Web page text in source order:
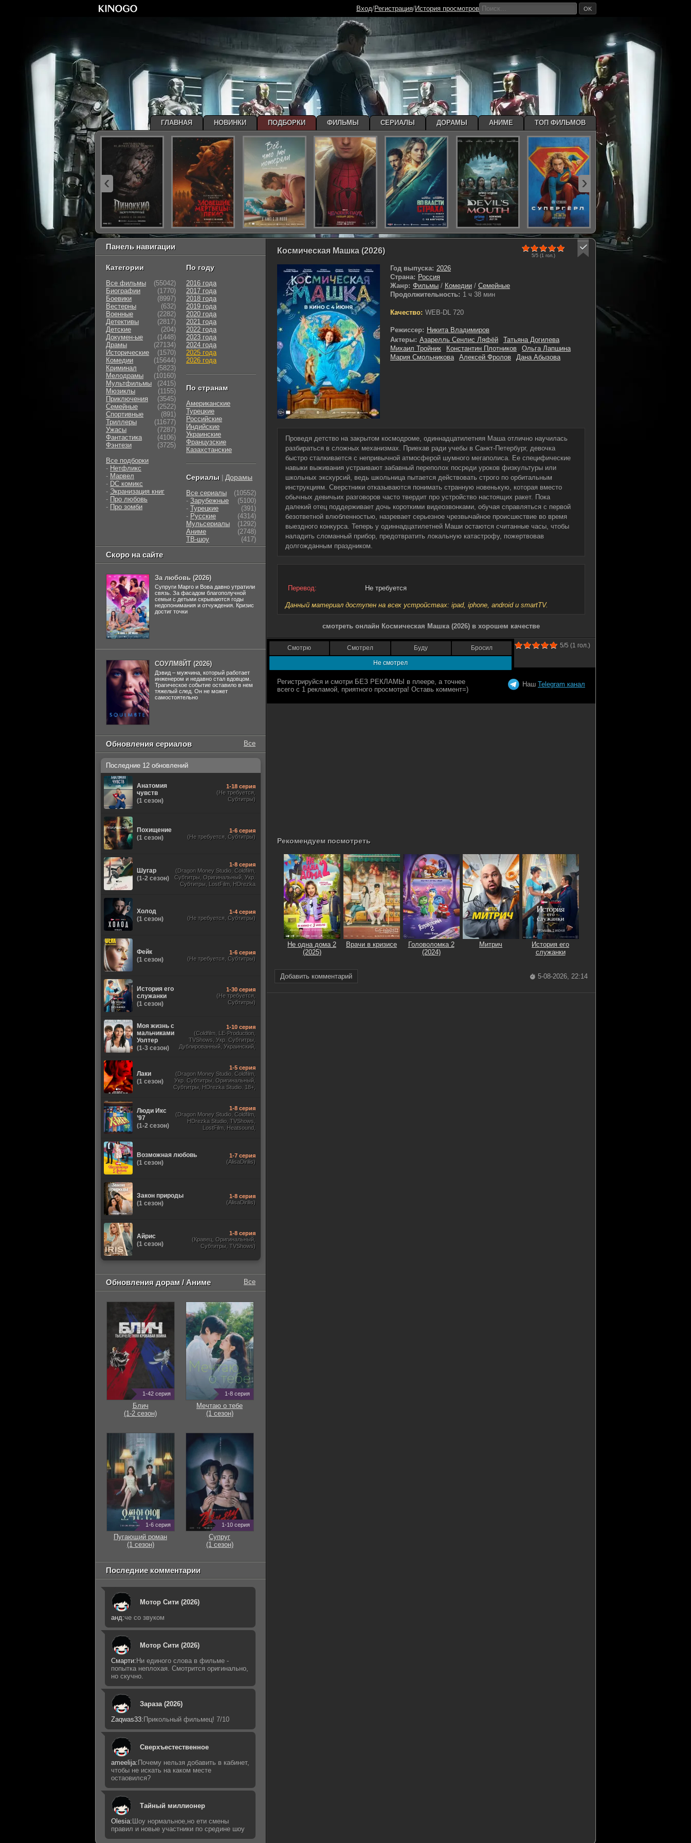
Космическая Машка (2026)
5/5 (1гол.)
Год выпуска: 2026
Страна: Россия
Жанр: Фильмы / Комедии / Семейные
Продолжительность: 1 ч 38 мин
Качество: WEB-DL 720
Режиссер: Никита Владимиров
Актеры: Азарелль Сенлис Ляфёй
Татьяна Догилева
Михаил Тройник
Константин Плотников
Ольга Лапшина
Мария Смольникова
Алексей Фролов Дана Абызова
Проведя детство на закрытом космодроме, одиннадцатилетняя Маша отлично научилась
разбираться в сложных механизмах. Приехав ради учебы в Санкт-Петербург, девочка
быстро сталкивается с непривычной атмосферой шумного мегаполиса. Ее специфические
навыки выживания устраивают забавный переполох посреди уроков физкультуры или
школьных экскурсий, ведь школьница пытается действовать строго по орбитальным
инструкциям. Сверстники отказываются понимать странную новенькую, которая вместо
обычных девичьих разговоров часто твердит про устройство настоящих ракет. Пока
далекий отец поддерживает дочь короткими видеозвонками, обучая справляться с первой
безответной влюбленностью, назревает серьезное чрезвычайное происшествие во время
выездного конкурса. Теперь у одиннадцатилетней Маши остаются считанные часы, чтобы
наладить сломанный прибор, предотвратить локальную катастрофу, пожертвовав
долгожданным праздником.
Перевод: Не требуется
Данный материал доступен на всех устройствах: ipad, iphone, android и smartTV.
смотреть онлайн Космическая Машка (2026) в хорошем качестве
5/5 (1 гол.)
Смотрю Смотрел Буду Бросил
Не смотрел
Наш Telegram канал
Рекомендуем посмотреть
Не одна дома 2
(2025)
Врачи в кризисе
Головоломка 2
(2024)
Митрич
История его
служанки
Добавить комментарий 5-08-2026, 22:14
Панель навигации
Категории
Все фильмы
(55042)
Биографии
(1770)
Боевики
(8997)
Вестерны
(632)
Военные
(2282)
Детективы
(2817)
Детские
(204)
Докумен-ые
(1448)
Драмы
(27134)
Исторические
(1570)
Комедии
(15644)
Криминал
(5823)
Мелодрамы
(10160)
Мультфильмы
(2415)
Мюзиклы
(1155)
Приключения
(3545)
Семейные
(2522)
Cпортивные
(891)
Триллеры
(11677)
Ужасы
(7287)
Фантастика
(4106)
Фэнтези
(3725)
Все подборки
- Нетфликс
- Марвел
- DC комикс
- Экранизация книг
- Про любовь
- Про зомби
По году
2016 года
2017 года
2018 года
2019 года
2020 года
2021 года
2022 года
2023 года
2024 года
2025 года
2026 года
По странам
Американские
Турецкие
Российские
Индийские
Украинские
Французские
Казахстанские
Сериалы Дорамы
Все сериалы
(10552)
- Зарубежные
(5100)
- Турецкие
(391)
- Русские
(4314)
Мульсериалы
(1292)
Аниме
(2748)
ТВ-шоу
(417)
Скоро на сайте
За любовь (2026)
Супруги Марго и Вова давно утратили
связь. За фасадом благополучной
семьи с детьми скрываются годы
недопонимания и отчуждения. Кризис
достиг точки
СОУЛМ8ЙТ (2026)
Дэвид – мужчина, который работает
инженером и недавно стал вдовцом.
Трагическое событие оставило в нем
тяжелый след. Он не может
самостоятельно
Обновления сериалов Все
Последние 12 обновлений
Анатомия
чувств
(1 сезон)
1-18 серия
(Не требуется,
Субтитры)
Похищение
(1 сезон)
1-6 серия
(Не требуется, Субтитры)
Шугар
(1-2 сезон)
1-8 серия
(Dragon Money Studio, Coldfilm,
Субтитры, Оригинальный, Укр.
Субтитры, LostFilm, HDrezka
Холод
(1 сезон)
1-4 серия
(Не требуется, Субтитры)
Фейк
(1 сезон)
1-6 серия
(Не требуется, Субтитры)
История его
служанки
(1 сезон)
1-30 серия
(Не требуется,
Субтитры)
Моя жизнь с
мальчиками
Уолтер
(1-3 сезон)
1-10 серия
(Coldfilm, LE-Production,
TVShows, Укр. Субтитры,
Дублированный, Украинский,
Лаки
(1 сезон)
1-5 серия
(Dragon Money Studio, Coldfilm,
Укр. Субтитры, Оригинальный,
Субтитры, HDrezka Studio. 18+,
Люди Икс
’97
(1-2 сезон)
1-8 серия
(Dragon Money Studio, Coldfilm,
HDrezka Studio, TVShows,
LostFilm, Heatsound,
Возможная любовь
(1 сезон)
1-7 серия
(AlisaDirilis)
Закон природы
(1 сезон)
1-8 серия
(AlisaDirilis)
Айрис
(1 сезон)
1-8 серия
(Кравец, Оригинальный,
Субтитры, TVShows)
Обновления дорам / Аниме Все
1-42 серия
Блич
(1-2 сезон)
1-8 серия
Мечтаю о тебе
(1 сезон)
1-6 серия
Пугающий роман
(1 сезон)
1-10 серия
Супруг
(1 сезон)
Последние комментарии
Мотор Сити (2026)
анд:че со звуком
Мотор Сити (2026)
Смарти: Ни единого слова в фильме -
попытка неплохая. Смотрится оригинально,
но скучно.
Зараза (2026)
Zaqwas33: Прикольный фильмец! 7/10
Сверхъестественное
ameelija: Почему нельзя добавить в кабинет,
чтобы не искать на каком месте
остаовился?
Тайный миллионер
Olesia: Шоу нормальное,но ети смены
правил и новые участники по средине шоу
ГЛАВНАЯ НОВИНКИ ПОДБОРКИ ФИЛЬМЫ СЕРИАЛЫ ДОРАМЫ АНИМЕ ТОП ФИЛЬМОВ
‹ ›
Вход/Регистрация/История просмотров OK